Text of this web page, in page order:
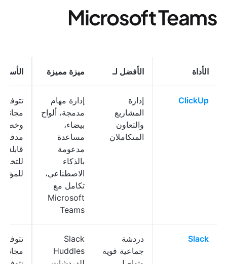
Microsoft Teams
الأداة الأفضل لـ ميزة مميزة
ClickUp
إدارة
المشاريع
والتعاون
المتكاملان
إدارة مهام
مدمجة، ألواح
بيضاء،
مساعدة
مدعومة
بالذكاء
الاصطناعي،
تكامل مع
Microsoft
Teams
تتوفر
مجانية؛
وخطط
قابلة
Slack
دردشة
جماعية قوية
Slack
Huddles
تتوفر
مجانية؛